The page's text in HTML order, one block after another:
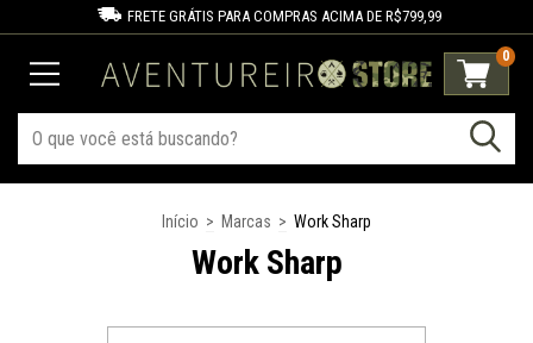
FRETE GRÁTIS PARA COMPRAS ACIMA DE R$799,99
0
Início > Marcas > Work Sharp
Work Sharp